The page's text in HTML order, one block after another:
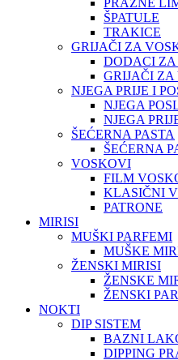
PRAZNE
ŠPATULE
TRAKICE
GRIJAČI ZA
DODACI ZA
GRIJAČI ZA
NJEGA PRIJE I
NJEGA
NJEGA
ŠEĆERNA PASTA
ŠEĆERNA
VOSKOVI
FILM
KLASIČNI
PATRONE
MIRISI
MUŠKI PARFEMI
MUŠKE
ŽENSKI MIRISI
ŽENSKE
ŽENSKI
NOKTI
DIP SISTEM
BAZNI
DIPPING